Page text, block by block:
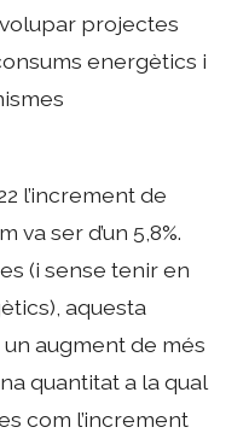
projectes
energètics i
l’increment de
va ser d’un 5,8%.
(i sense tenir en
aquesta
un augment de més
quantitat a la qual
com l’increment